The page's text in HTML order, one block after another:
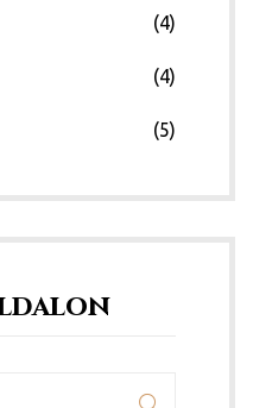
(4)
(4)
(5)